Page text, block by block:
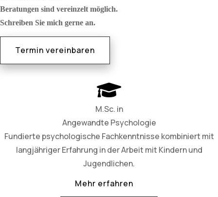
Beratungen sind vereinzelt möglich.
Schreiben Sie mich gerne an.
Termin vereinbaren
M.Sc. in
Angewandte Psychologie
Fundierte psychologische Fachkenntnisse kombiniert mit
langjähriger Erfahrung in der Arbeit mit Kindern und
Jugendlichen.
Mehr erfahren